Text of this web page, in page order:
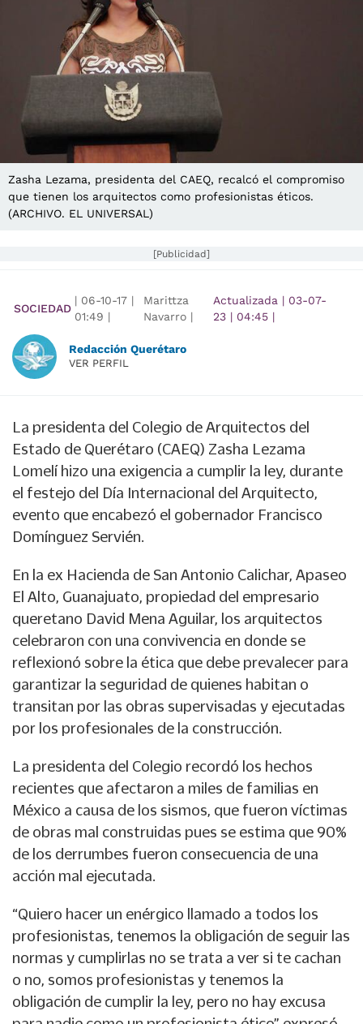
Zasha Lezama, presidenta del CAEQ, recalcó el compromiso
que tienen los arquitectos como profesionistas éticos.
(ARCHIVO. EL UNIVERSAL)
[Publicidad]
SOCIEDAD
| 06-10-17 |
01:49 |
Marittza
Navarro |
Actualizada | 03-07-
23 | 04:45|
Redacción Querétaro
VER PERFIL
La presidenta del Colegio de Arquitectos del
Estado de Querétaro (CAEQ) Zasha Lezama
Lomelí hizo una exigencia a cumplir la ley, durante
el festejo del Día Internacional del Arquitecto,
evento que encabezó el gobernador Francisco
Domínguez Servién.
En la ex Hacienda de San Antonio Calichar, Apaseo
El Alto, Guanajuato, propiedad del empresario
queretano David Mena Aguilar, los arquitectos
celebraron con una convivencia en donde se
reflexionó sobre la ética que debe prevalecer para
garantizar la seguridad de quienes habitan o
transitan por las obras supervisadas y ejecutadas
por los profesionales de la construcción.
La presidenta del Colegio recordó los hechos
recientes que afectaron a miles de familias en
México a causa de los sismos, que fueron víctimas
de obras mal construidas pues se estima que 90%
de los derrumbes fueron consecuencia de una
acción mal ejecutada.
“Quiero hacer un enérgico llamado a todos los
profesionistas, tenemos la obligación de seguir las
normas y cumplirlas no se trata a ver si te cachan
o no, somos profesionistas y tenemos la
obligación de cumplir la ley, pero no hay excusa